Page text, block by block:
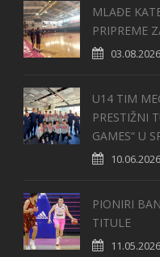
MLAĐE
PRIPREME
U14 TIM
PRESTIŽNI
GAMES“ U
PIONIRI
TITULE